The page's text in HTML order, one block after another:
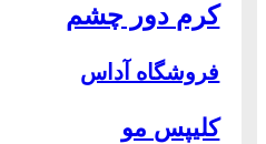
کرم دور چشم
فروشگاه آداس
کلیپس مو